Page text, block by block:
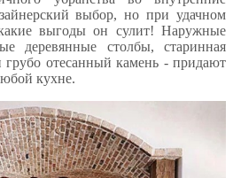
выбор, но при удачном
какие выгоды он сулит! Наружные
деревянные столбы, старинная
грубо отесанный камень - придают
кухне.